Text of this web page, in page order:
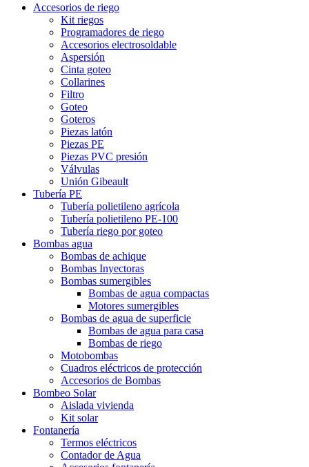
Accesorios de riego
Kit riegos
Programadores de riego
Accesorios electrosoldable
Aspersión
Cinta goteo
Collarines
Filtro
Goteo
Goteros
Piezas latón
Piezas PE
Piezas PVC presión
Válvulas
Unión Gibeault
Tubería PE
Tubería polietileno agrícola
Tubería polietileno PE-100
Tubería riego por goteo
Bombas agua
Bombas de achique
Bombas Inyectoras
Bombas sumergibles
Bombas de agua compactas
Motores sumergibles
Bombas de agua de superficie
Bombas de agua para casa
Bombas de riego
Motobombas
Cuadros eléctricos de protección
Accesorios de Bombas
Bombeo Solar
Aislada vivienda
Kit solar
Fontanería
Termos eléctricos
Contador de Agua